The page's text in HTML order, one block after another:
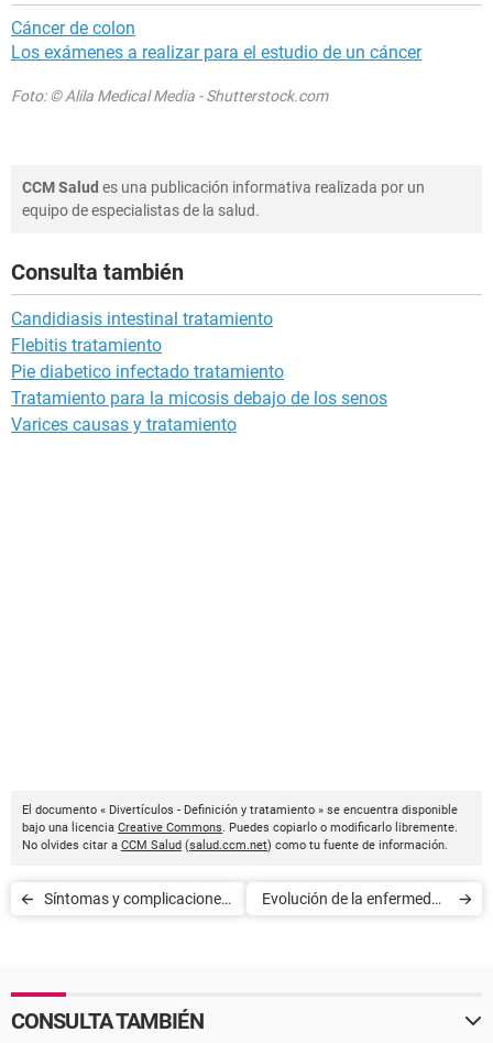
Cáncer de colon
Los exámenes a realizar para el estudio de un cáncer
Foto: © Alila Medical Media - Shutterstock.com
CCM Salud es una publicación informativa realizada por un
equipo de especialistas de la salud.
Consulta también
Candidiasis intestinal tratamiento
Flebitis tratamiento
Pie diabetico infectado tratamiento
Tratamiento para la micosis debajo de los senos
Varices causas y tratamiento
El documento « Divertículos - Definición y tratamiento » se encuentra disponible
bajo una licencia Creative Commons. Puedes copiarlo o modificarlo libremente.
No olvides citar a CCM Salud (salud.ccm.net) como tu fuente de información.
Síntomas y complicaciones
Evolución de la enfermedad
CONSULTA TAMBIÉN